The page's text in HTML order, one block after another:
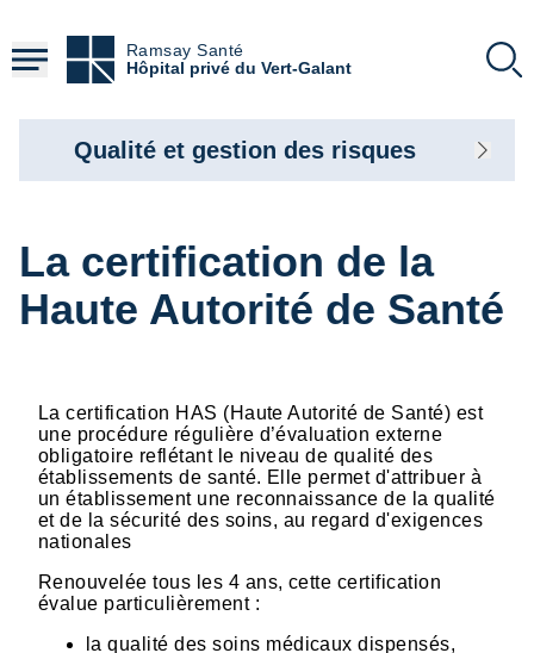
contenu
principal
Ramsay Santé
Hôpital privé du Vert-Galant
La certification de la
Haute Autorité de Santé
La certification HAS (Haute Autorité de Santé) est
une procédure régulière d’évaluation externe
obligatoire reflétant le niveau de qualité des
établissements de santé. Elle permet d'attribuer à
un établissement une reconnaissance de la qualité
et de la sécurité des soins, au regard d'exigences
nationales
Renouvelée tous les 4 ans, cette certification
évalue particulièrement :
la qualité des soins médicaux dispensés,
Qualité et gestion des risques